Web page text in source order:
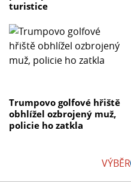
turistice
Trumpovo golfové hřiště
obhlížel ozbrojený muž,
policie ho zatkla
VÝBĚR